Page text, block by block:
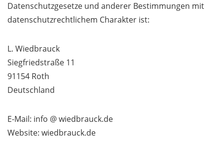
Datenschutzgesetze und anderer Bestimmungen mit
datenschutzrechtlichem Charakter ist:
L. Wiedbrauck
Siegfriedstraße 11
91154 Roth
Deutschland
E-Mail: info @ wiedbrauck.de
Website: wiedbrauck.de